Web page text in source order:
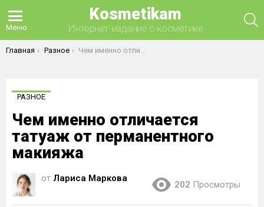
Меню
Kosmetikam
Интернет-издание о косметике
Вы здесь:
Главная Разное Чем именно отличается татуаж от перманентного макияжа
РАЗНОЕ
Чем именно отличается
татуаж от перманентного
макияжа
от Лариса Маркова
202 Просмотры